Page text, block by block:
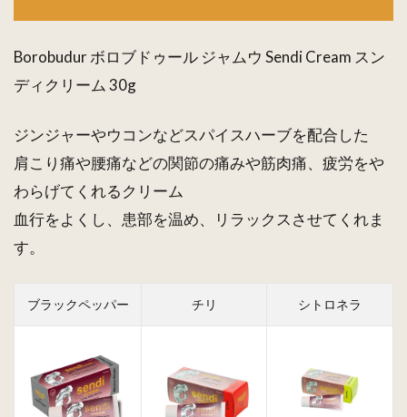
Borobudur ボロブドゥール ジャムウ Sendi Cream スン
ディクリーム 30g
ジンジャーやウコンなどスパイスハーブを配合した
肩こり痛や腰痛などの関節の痛みや筋肉痛、疲労をや
わらげてくれるクリーム
血行をよくし、患部を温め、リラックスさせてくれま
す。
ブラックペッパー チリ シトロネラ